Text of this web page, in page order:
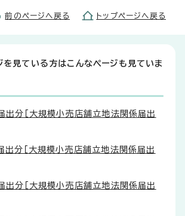
前のページへ戻る トップページへ戻る
を見ている方はこんなページも見ていま
出分［大規模小売店舗立地法関係届出
出分［大規模小売店舗立地法関係届出
出分［大規模小売店舗立地法関係届出